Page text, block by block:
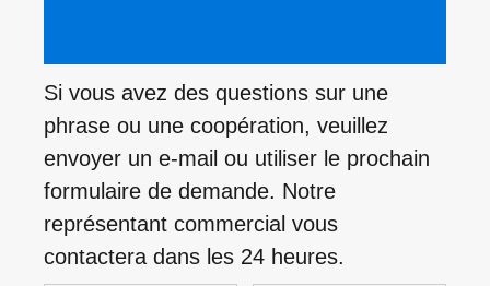
Si vous avez des questions sur une
phrase ou une coopération, veuillez
envoyer un e-mail ou utiliser le prochain
formulaire de demande. Notre
représentant commercial vous
contactera dans les 24 heures.